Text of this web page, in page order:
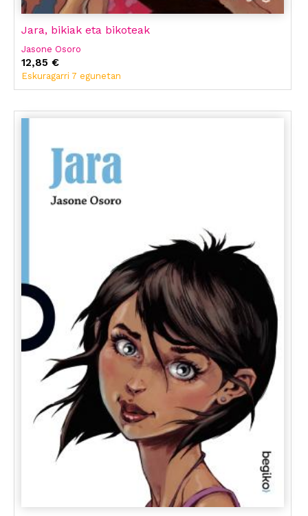
Jara, bikiak eta bikoteak
Jasone Osoro
12,85 €
Eskuragarri 7 egunetan